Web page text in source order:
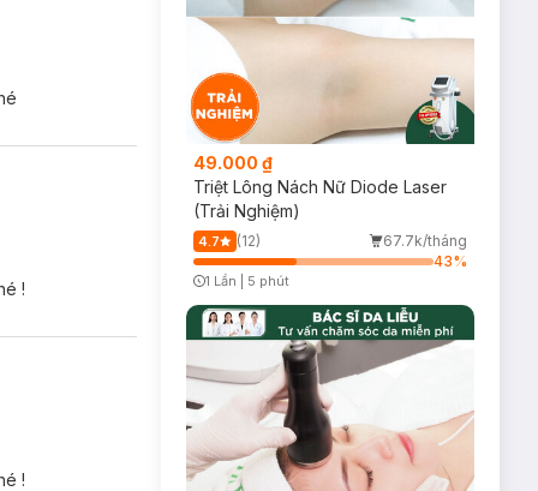
!
!
49.000 ₫
Triệt Lông Nách Nữ Diode Laser
(Trải Nghiệm)
4.7 (12)
67.7k/tháng
43%
Timer Gray Icon
1 Lần 5 phút